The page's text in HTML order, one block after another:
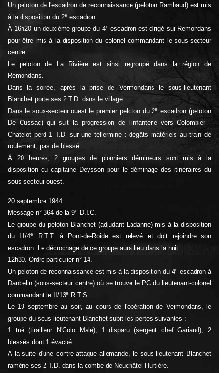
Un peloton de l'escadron de reconnaissance (peloton Rambaud) est mis
à la disposition du 2e escadron.
À 16h20 un deuxième groupe du 4e escadron est dirigé sur Remondans
pour être mis à la disposition du colonel commandant le sous-secteur
centre.
Le peloton de La Rivière est ainsi regroupé dans la région de
Remondans.
Dans la soirée, après la prise de Vermondans le sous-lieutenant
Blanchet porte ses 2 T.D. dans le village.
Dans le sous-secteur ouest le premier peloton du 2e escadron (peloton
De Cussac) qui suit la progression de l'infanterie vers Colombier -
Chatelot perd 1 T.D. sur une tellermine : dégâts matériels au train de
roulement, pas de blessé.
À 20 heures, 2 groupes de pionniers démineurs sont mis à la
disposition du capitaine Deysson pour le déminage des itinéraires du
sous-secteur ouest.
20 septembre 1944
Message n° 364 de la 9e
D.I.C.
Le groupe du peloton Blanchet (adjudant Ladanne) mis à la disposition
du III/4e
R.T.T. à Pont-de-Roide est relevé et doit rejoindre son
escadron. Le décrochage de ce groupe aura lieu dans la nuit.
12h30. Ordre particulier n° 14.
Un peloton de reconnaissance est mis à la disposition du 4e escadron à
Danbelin (sous-secteur centre) où se trouve le PC du lieutenant-colonel
commandant le II/13e
R.T.S.
Le 19 septembre au soir, au cours de l'opération de Vermondans, le
groupe du sous-lieutenant Blanchet subit les pertes suivantes :
1 tué (tirailleur N'Golo Male), 1 disparu (sergent chef Gariaud), 2
blessés dont 1 évacué.
A la suite d'une contre-attaque allemande, le sous-lieutenant Blanchet
ramène ses 2 T.D. dans la combe de Neuchâtel-Hurtière.